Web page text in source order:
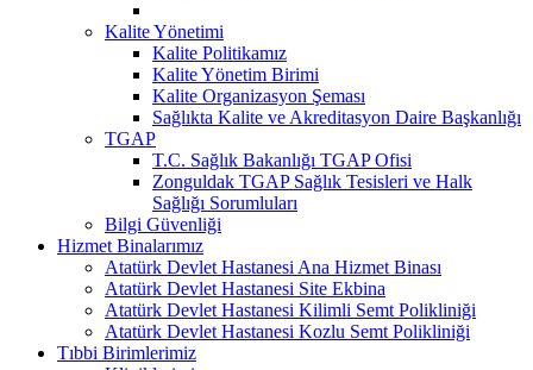
Kalite Yönetimi
Kalite Politikamız
Kalite Yönetim Birimi
Kalite Organizasyon Şeması
Sağlıkta Kalite ve Akreditasyon Daire Başkanlığı
TGAP
T.C. Sağlık Bakanlığı TGAP Ofisi
Zonguldak TGAP Sağlık Tesisleri ve Halk
Sağlığı Sorumluları
Bilgi Güvenliği
Hizmet Binalarımız
Atatürk Devlet Hastanesi Ana Hizmet Binası
Atatürk Devlet Hastanesi Site Ekbina
Atatürk Devlet Hastanesi Kilimli Semt Polikliniği
Atatürk Devlet Hastanesi Kozlu Semt Polikliniği
Tıbbi Birimlerimiz